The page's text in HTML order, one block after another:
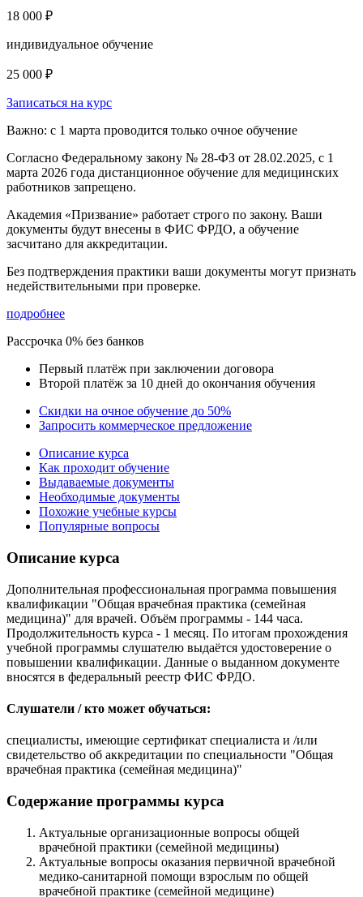
18 000 ₽
индивидуальное обучение
25 000 ₽
Записаться на курс
Важно: с 1 марта проводится только очное обучение
Согласно Федеральному закону № 28-ФЗ от 28.02.2025, с 1
марта 2026 года дистанционное обучение для медицинских
работников запрещено.
Академия «Призвание» работает строго по закону. Ваши
документы будут внесены в ФИС ФРДО, а обучение
засчитано для аккредитации.
Без подтверждения практики ваши документы могут признать
недействительными при проверке.
подробнее
Рассрочка 0% без банков
Первый платёж при заключении договора
Второй платёж за 10 дней до окончания обучения
Скидки на очное обучение до 50%
Запросить коммерческое предложение
Описание курса
Как проходит обучение
Выдаваемые документы
Необходимые документы
Похожие учебные курсы
Популярные вопросы
Описание курса
Дополнительная профессиональная программа повышения
квалификации "Общая врачебная практика (семейная
медицина)" для врачей. Объём программы - 144 часа.
Продолжительность курса - 1 месяц. По итогам прохождения
учебной программы слушателю выдаётся удостоверение о
повышении квалификации. Данные о выданном документе
вносятся в федеральный реестр ФИС ФРДО.
Слушатели / кто может обучаться:
специалисты, имеющие сертификат специалиста и /или
свидетельство об аккредитации по специальности "Общая
врачебная практика (семейная медицина)"
Содержание программы курса
Актуальные организационные вопросы общей
врачебной практики (семейной медицины)
Актуальные вопросы оказания первичной врачебной
медико-санитарной помощи взрослым по общей
врачебной практике (семейной медицине)